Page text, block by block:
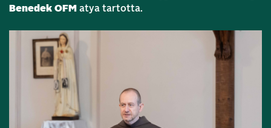
Benedek OFM atya tartotta.